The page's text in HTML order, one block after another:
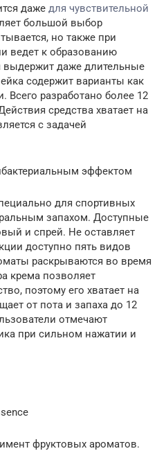
даже для чувствительной
большой выбор
но также при
ведет к образованию
выдержит даже длительные
содержит варианты как
Всего разработано более 12
средства хватает на
с задачей
эффектом
для спортивных
запахом. Доступные
и спрей. Не оставляет
доступно пять видов
раскрываются во время
крема позволяет
поэтому его хватает на
от пота и запаха до 12
отмечают
при сильном нажатии и
фруктовых ароматов.